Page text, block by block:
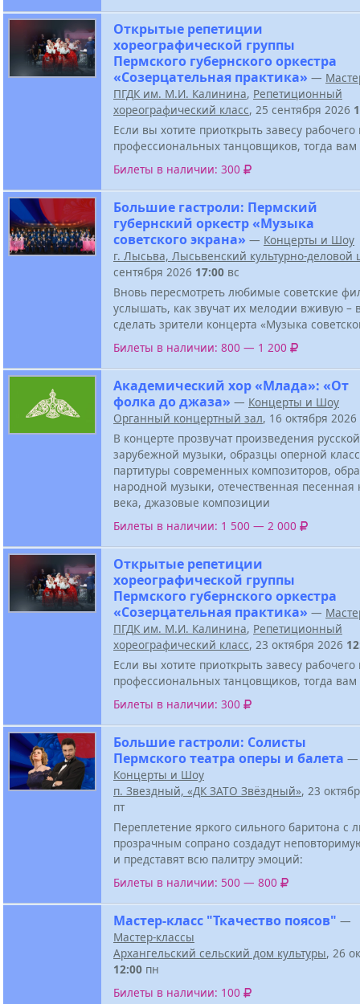
Открытые репетиции
хореографической группы
Пермского губернского оркестра
«Созерцательная практика» —
ПГДК им. М.И. Калинина, Репетиционный
хореографический класс, 25 сентября 2026
Если вы хотите приоткрыть завесу рабочего
профессиональных танцовщиков, тогда
Билеты в наличии: 300
Большие гастроли: Пермский
губернский оркестр «Музыка
советского экрана» — Концерты и Шоу
г. Лысьва, Лысьвенский культурно-деловой
сентября 2026 17:00 вс
Вновь пересмотреть любимые советские
услышать, как звучат их мелодии вживую –
сделать зрители концерта «Музыка
Билеты в наличии: 800 — 1 200
Академический хор «Млада»: «От
фолка до джаза» — Концерты и Шоу
Органный концертный зал, 16 октября 2026
В концерте прозвучат произведения
зарубежной музыки, образцы оперной
партитуры современных композиторов,
народной музыки, отечественная песенная
века, джазовые композиции
Билеты в наличии: 1 500 — 2 000
Открытые репетиции
хореографической группы
Пермского губернского оркестра
«Созерцательная практика» —
ПГДК им. М.И. Калинина, Репетиционный
хореографический класс, 23 октября 2026
Если вы хотите приоткрыть завесу рабочего
профессиональных танцовщиков, тогда
Билеты в наличии: 300
Большие гастроли: Солисты
Пермского театра оперы и балета —
Концерты и Шоу
п. Звездный, «ДК ЗАТО Звёздный», 23
пт
Переплетение яркого сильного баритона с
прозрачным сопрано создадут
и представят всю палитру эмоций:
Билеты в наличии: 500 — 800
Мастер-класс "Ткачество поясов" —
Мастер-классы
Архангельский сельский дом культуры, 26
12:00 пн
Билеты в наличии: 100